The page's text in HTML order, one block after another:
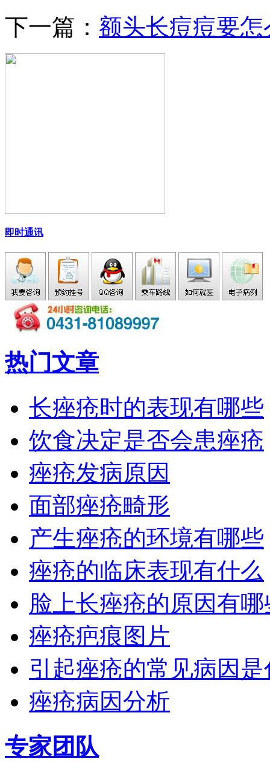
下一篇： 额头长痘痘要怎
即时通讯
热门文章
长痤疮时的表现有哪些
饮食决定是否会患痤疮
痤疮发病原因
面部痤疮畸形
产生痤疮的环境有哪些
痤疮的临床表现有什么
脸上长痤疮的原因有哪
痤疮疤痕图片
引起痤疮的常见病因
痤疮病因分析
专家团队